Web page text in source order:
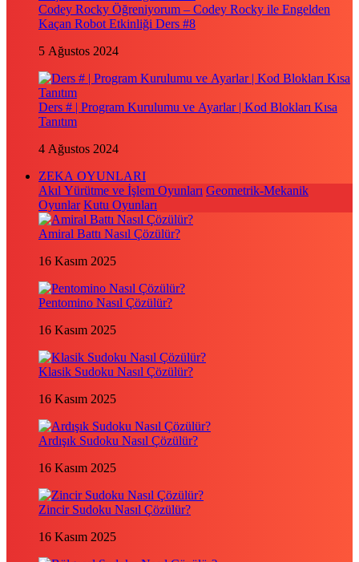
Codey Rocky Öğreniyorum – Codey Rocky ile Engelden
Kaçan Robot Etkinliği Ders #8
5 Ağustos 2024
Ders # | Program Kurulumu ve Ayarlar | Kod Blokları Kısa
Tanıtım
4 Ağustos 2024
ZEKA OYUNLARI
Akıl Yürütme ve İşlem Oyunları Geometrik-Mekanik
Oyunlar Kutu Oyunları
Amiral Battı Nasıl Çözülür?
16 Kasım 2025
Pentomino Nasıl Çözülür?
16 Kasım 2025
Klasik Sudoku Nasıl Çözülür?
16 Kasım 2025
Ardışık Sudoku Nasıl Çözülür?
16 Kasım 2025
Zincir Sudoku Nasıl Çözülür?
16 Kasım 2025